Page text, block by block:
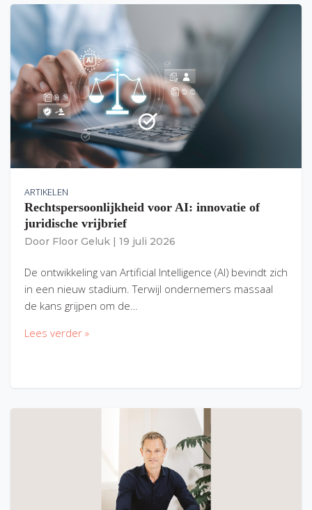
ARTIKELEN
Rechtspersoonlijkheid voor AI: innovatie of
juridische vrijbrief
Door Floor Geluk 19 juli 2026
De ontwikkeling van Artificial Intelligence (AI) bevindt zich
in een nieuw stadium. Terwijl ondernemers massaal
de kans grijpen om de…
Lees verder »